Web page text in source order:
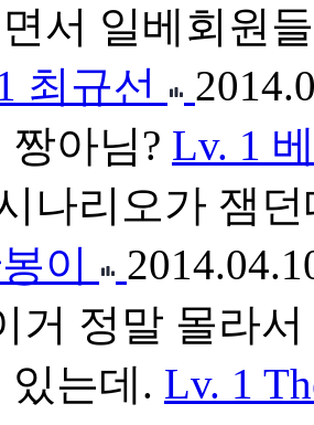
서 일베회원
최규선
짱아님? Lv. 1
나리오가 잼
이
거 정말 몰라
있는데. Lv. 1